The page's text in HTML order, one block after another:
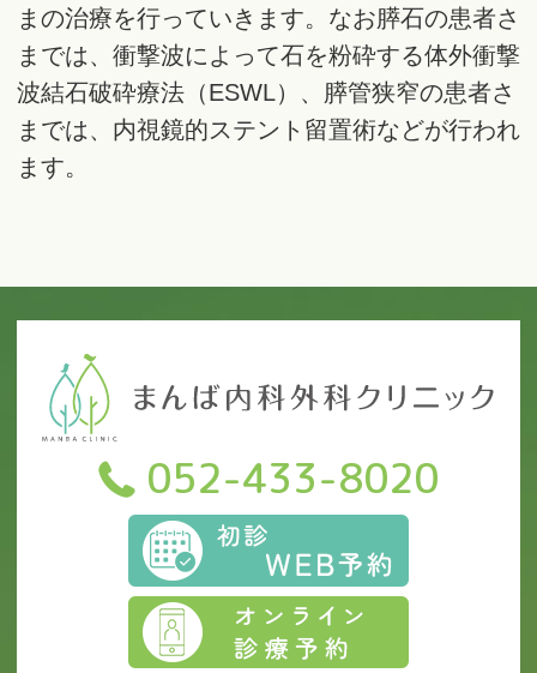
まの治療を行っていきます。なお膵石の患者さ
までは、衝撃波によって石を粉砕する体外衝撃
波結石破砕療法（ESWL）、膵管狭窄の患者さ
までは、内視鏡的ステント留置術などが行われ
ます。
052-433-8020